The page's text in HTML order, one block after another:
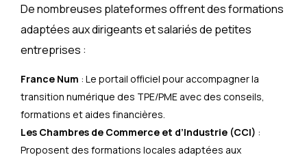
De nombreuses plateformes offrent des formations
adaptées aux dirigeants et salariés de petites
entreprises :
France Num : Le portail officiel pour accompagner la
transition numérique des TPE/PME avec des conseils,
formations et aides financières.
Les Chambres de Commerce et d’Industrie (CCI) :
Proposent des formations locales adaptées aux